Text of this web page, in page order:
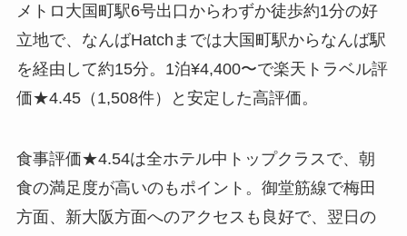
メトロ大国町駅6号出口からわずか徒歩約1分の好
立地で、なんばHatchまでは大国町駅からなんば駅
を経由して約15分。1泊¥4,400〜で楽天トラベル評
価★4.45（1,508件）と安定した高評価。
食事評価★4.54は全ホテル中トップクラスで、朝
食の満足度が高いのもポイント。御堂筋線で梅田
方面、新大阪方面へのアクセスも良好で、翌日の